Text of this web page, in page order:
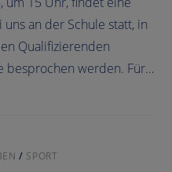
an der Schule statt, in
Qualifizierenden
besprochen werden. Für…
/ SPORT